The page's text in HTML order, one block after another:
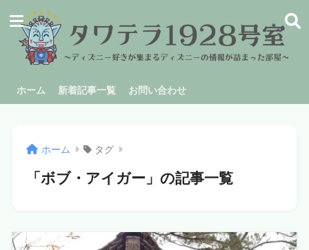
ホーム 新着記事一覧 お問い合わせ
ホーム タグ
「ボブ・アイガー」の記事一覧